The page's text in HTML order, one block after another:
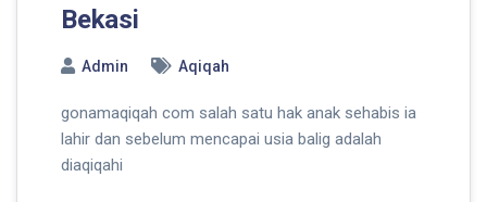
Bekasi
Admin Aqiqah
gonamaqiqah com salah satu hak anak sehabis ia
lahir dan sebelum mencapai usia balig adalah
diaqiqahi